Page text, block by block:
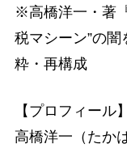
※高橋洋一・著
税マシーン”の
粋・再構成
【プロフィール】
高橋洋一（たか